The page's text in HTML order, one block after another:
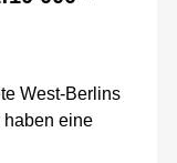
West-Berlins
haben eine